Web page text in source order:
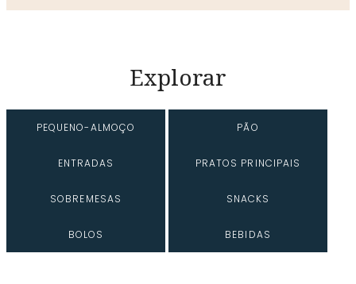
Explorar
PEQUENO-ALMOÇO PÃO
ENTRADAS PRATOS PRINCIPAIS
SOBREMESAS SNACKS
BOLOS BEBIDAS